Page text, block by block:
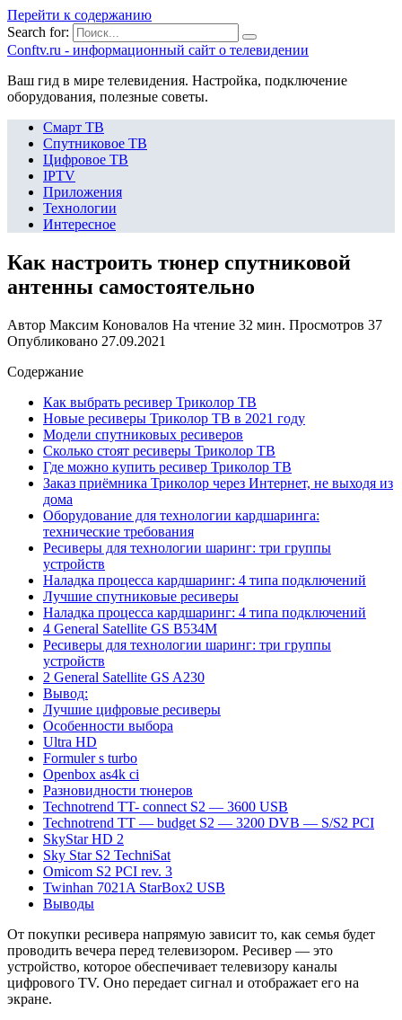
Перейти к содержанию
Search for:
Сonftv.ru - информационный сайт о телевидении
Ваш гид в мире телевидения. Настройка, подключение
оборудования, полезные советы.
Смарт ТВ
Спутниковое ТВ
Цифровое ТВ
IPTV
Приложения
Технологии
Интересное
Как настроить тюнер спутниковой
антенны самостоятельно
Автор Максим Коновалов На чтение 32 мин. Просмотров 37
Опубликовано 27.09.2021
Содержание
Как выбрать ресивер Триколор ТВ
Новые ресиверы Триколор ТВ в 2021 году
Модели спутниковых ресиверов
Сколько стоят ресиверы Триколор ТВ
Где можно купить ресивер Триколор ТВ
Заказ приёмника Триколор через Интернет, не выходя из
дома
Оборудование для технологии кардшаринга:
технические требования
Ресиверы для технологии шаринг: три группы
устройств
Наладка процесса кардшаринг: 4 типа подключений
Лучшие спутниковые ресиверы
Наладка процесса кардшаринг: 4 типа подключений
4 General Satellite GS B534M
Ресиверы для технологии шаринг: три группы
устройств
2 General Satellite GS A230
Вывод:
Лучшие цифровые ресиверы
Особенности выбора
Ultra HD
Formuler s turbo
Openbox as4k ci
Разновидности тюнеров
Technotrend TT- connect S2 — 3600 USB
Technotrend TT — budget S2 — 3200 DVB — S/S2 PCI
SkyStar HD 2
Sky Star S2 TechniSat
Omicom S2 PCI rev. 3
Twinhan 7021A StarBox2 USB
Выводы
От покупки ресивера напрямую зависит то, как семья будет
проводить вечера перед телевизором. Ресивер — это
устройство, которое обеспечивает телевизору каналы
цифрового TV. Оно передает сигнал и отображает его на
экране.